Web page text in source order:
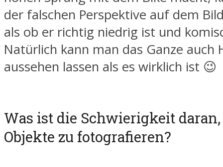
der falschen Perspektive auf dem
als ob er richtig niedrig ist und
Natürlich kann man das Ganze auch
aussehen lassen als es wirklich ist 😉
Was ist die Schwierigkeit
Objekte zu fotografieren?